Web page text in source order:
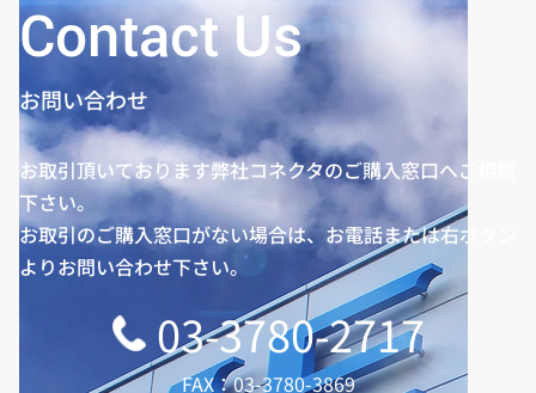
Contact Us
お問い合わせ
お取引頂いております弊社コネクタのご購入窓口へご相談
下さい。
お取引のご購入窓口がない場合は、お電話または右ボタン
よりお問い合わせ下さい。
03-3780-2717
FAX：03-3780-3869